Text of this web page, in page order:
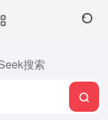
搜索